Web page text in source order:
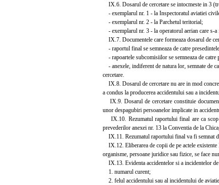
IX.6. Dosarul de cercetare se intocmeste in 3
- exemplarul nr. 1 - la Inspectoratul aviatiei
- exemplarul nr. 2 - la Parchetul teritorial;
- exemplarul nr. 3 - la operatorul aerian care s-
IX.7. Documentele care formeaza dosarul de
- raportul final se semneaza de catre
- rapoartele subcomisiilor se semneaza de
- anexele, indiferent de natura lor, semnate de
cercetare.
IX.8. Dosarul de cercetare nu are in mod
a condus la producerea accidentului sau a
IX.9. Dosarul de cercetare constituie
unor despagubiri persoanelor implicate in
IX.10. Rezumatul raportului final are ca scop
prevederilor anexei nr. 13 la Conventia de la
IX.11. Rezumatul raportului final va fi semnat
IX.12. Eliberarea de copii de pe actele existente
organisme, persoane juridice sau fizice, se face
IX.13. Evidenta accidentelor si a incidentelor
1. numarul curent;
2. felul accidentului sau al incidentului de